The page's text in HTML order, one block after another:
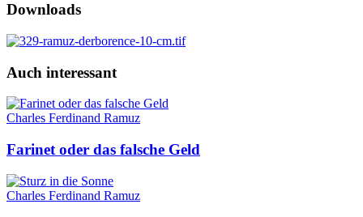
Downloads
Auch interessant
Charles Ferdinand Ramuz
Farinet oder das falsche Geld
Charles Ferdinand Ramuz